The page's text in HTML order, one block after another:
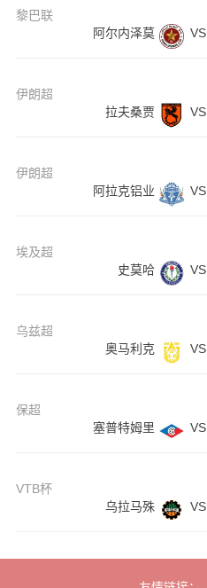
黎巴联
阿尔内泽莫
VS
伊朗超
拉夫桑贾
VS
伊朗超
阿拉克铝业
VS
埃及超
史莫哈
VS
乌兹超
奥马利克
VS
保超
塞普特姆里
VS
VTB杯
乌拉马殊
VS